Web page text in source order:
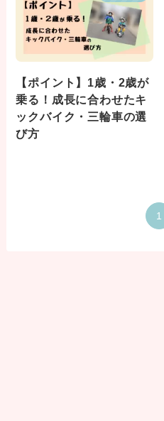
【ポイント】1歳・2歳が
乗る！成長に合わせたキ
ックバイク・三輪車の選
び方
1